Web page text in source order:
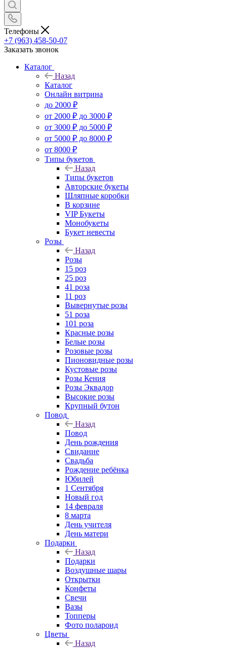
Телефоны
+7 (963) 458-50-07
Заказать звонок
Каталог
Назад
Каталог
Онлайн витрина
до 2000 ₽
от 2000 ₽ до 3000 ₽
от 3000 ₽ до 5000 ₽
от 5000 ₽ до 8000 ₽
от 8000 ₽
Типы букетов
Назад
Типы букетов
Авторские букеты
Шляпные коробки
В корзине
VIP Букеты
Монобукеты
Букет невесты
Розы
Назад
Розы
15 роз
25 роз
41 роза
11 роз
Вывернутые розы
51 роза
101 роза
Красные розы
Белые розы
Розовые розы
Пионовидные розы
Кустовые розы
Розы Кения
Розы Эквадор
Высокие розы
Крупный бутон
Повод
Назад
Повод
День рождения
Свидание
Свадьба
Рождение ребёнка
Юбилей
1 Сентября
Новый год
14 февраля
8 марта
День учителя
День матери
Подарки
Назад
Подарки
Воздушные шары
Открытки
Конфеты
Свечи
Вазы
Топперы
Фото полароид
Цветы
Назад